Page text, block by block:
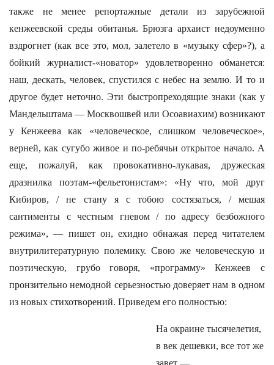
также не менее репортажные детали из зарубежной
кенжеевской среды обитанья. Брюзга архаист недоуменно
вздрогнет (как все это, мол, залетело в «музыку сфер»?), а
бойкий журналист-«новатор» удовлетворенно обманется:
наш, дескать, человек, спустился с небес на землю. И то и
другое будет неточно. Эти быстропреходящие знаки (как у
Мандельштама — Москвошвей или Осоавиахим) возникают
у Кенжеева как «человеческое, слишком человеческое»,
верней, как сугубо живое и по-ребячьи открытое начало. А
еще, пожалуй, как провокативно-лукавая, дружеская
дразнилка поэтам-«фельетонистам»: «Ну что, мой друг
Кибиров, / не стану я с тобою состязаться, / мешая
сантименты с честным гневом / по адресу безбожного
режима», — пишет он, ехидно обнажая перед читателем
внутрилитературную полемику. Свою же человеческую и
поэтическую, грубо говоря, «программу» Кенжеев с
пронзительно немодной серьезностью доверяет нам в одном
из новых стихотворений. Приведем его полностью:
На окраине тысячелетия,
в век дешевки, все тот же
завет —